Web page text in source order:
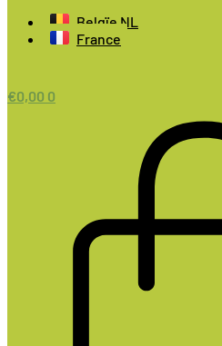
Belgïe NL
France
€0,00 0